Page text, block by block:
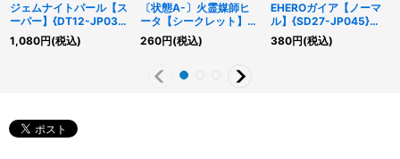
ジェムナイトパール【ス
ーパー】{DT12-JP036}
《エクシーズ》
1,080円(税込)
〔状態A-〕火霊媒師ヒ
ータ【シークレット】
{DUNE-JP026}《モン
スター》
260円(税込)
EHEROガイア【ノーマ
ル】{SD27-JP045}
《融合》
380円(税込)